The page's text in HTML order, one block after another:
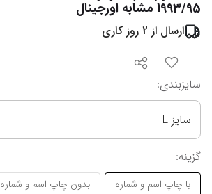
1993/95 مشابه اورجینال
ارسال از 2 روز کاری
سایزبندی:
سایز L
گزینه:
با چاپ اسم و شماره بدون چاپ اسم و شماره